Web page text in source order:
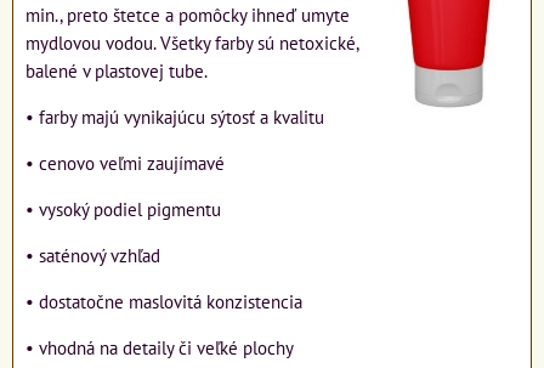
min., preto štetce a pomôcky ihneď umyte
mydlovou vodou. Všetky farby sú netoxické,
balené v plastovej tube.
• farby majú vynikajúcu sýtosť a kvalitu
• cenovo veľmi zaujímavé
• vysoký podiel pigmentu
• saténový vzhľad
• dostatočne maslovitá konzistencia
• vhodná na detaily či veľké plochy